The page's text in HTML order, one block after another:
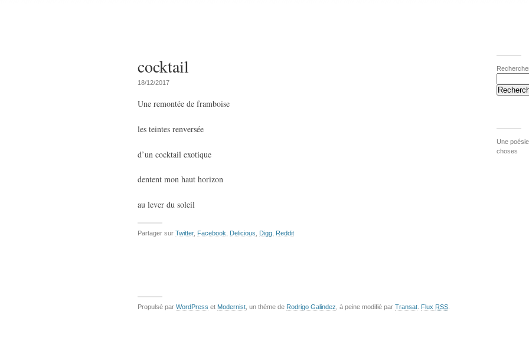
cocktail
18/12/2017
Une remontée de framboise
les teintes renversée
d’un cocktail exotique
dentent mon haut horizon
au lever du soleil
Partager sur Twitter, Facebook Delicious Digg Reddit
Une
choses
Propulsé par WordPress et Modernist , un thème de Rodrigo Galindez , à peine modifié par Transat Flux RSS